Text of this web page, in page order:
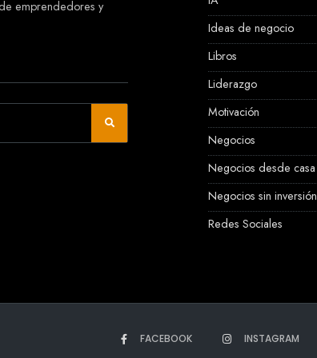
emprendedores y
Ideas de negocio
Libros
Liderazgo
Motivación
Negocios
Negocios desde casa
Negocios sin inversión
Redes Sociales
FACEBOOK INSTAGRAM